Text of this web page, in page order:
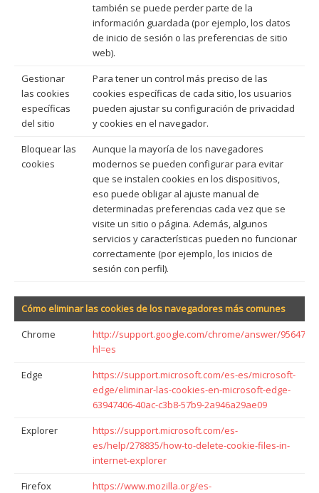
también se puede perder parte de la
información guardada (por ejemplo, los datos
de inicio de sesión o las preferencias de sitio
web).
Gestionar
las cookies
específicas
del sitio
Para tener un control más preciso de las
cookies específicas de cada sitio, los usuarios
pueden ajustar su configuración de privacidad
y cookies en el navegador.
Bloquear las
cookies
Aunque la mayoría de los navegadores
modernos se pueden configurar para evitar
que se instalen cookies en los dispositivos,
eso puede obligar al ajuste manual de
determinadas preferencias cada vez que se
visite un sitio o página. Además, algunos
servicios y características pueden no funcionar
correctamente (por ejemplo, los inicios de
sesión con perfil).
Cómo eliminar las cookies de los navegadores más comunes
Chrome
http://support.google.com/chrome/answer/95647?
hl=es
Edge
https://support.microsoft.com/es-es/microsoft-
edge/eliminar-las-cookies-en-microsoft-edge-
63947406-40ac-c3b8-57b9-2a946a29ae09
Explorer
https://support.microsoft.com/es-
es/help/278835/how-to-delete-cookie-files-in-
internet-explorer
Firefox
https://www.mozilla.org/es-